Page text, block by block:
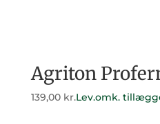
Agriton
139,00 kr.Lev.omk.